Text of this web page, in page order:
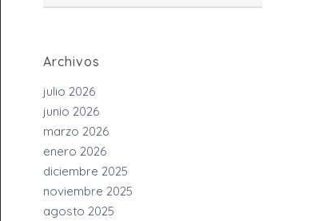
Archivos
julio 2026
junio 2026
marzo 2026
enero 2026
diciembre 2025
noviembre 2025
agosto 2025